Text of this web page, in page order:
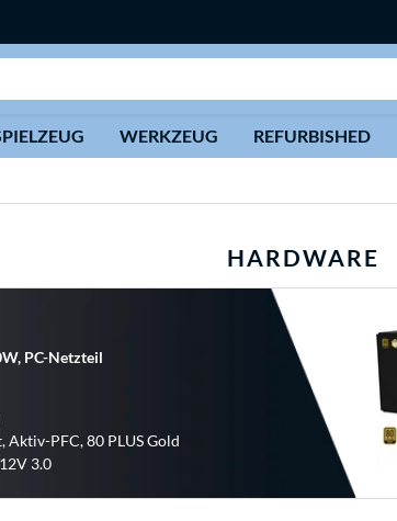
WERKZEUG REFURBISHED
HARDWARE
PC-Netzteil
Aktiv-PFC, 80 PLUS Gold
3.0